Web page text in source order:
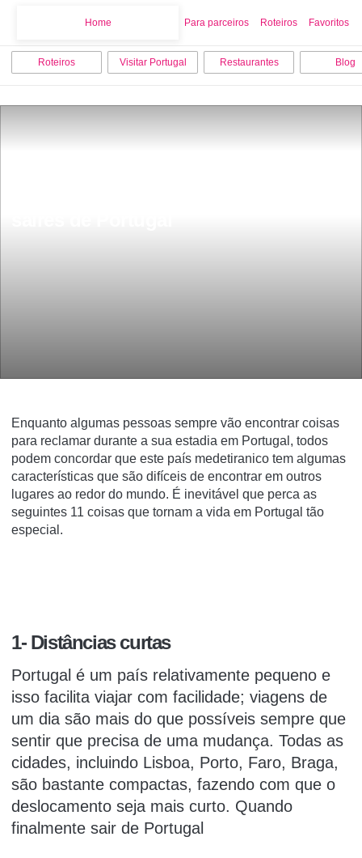
Home Para parceiros Roteiros Favoritos
Roteiros Visitar Portugal Restaurantes Blog
Enquanto algumas pessoas sempre vão encontrar coisas
para reclamar durante a sua estadia em Portugal, todos
podem concordar que este país medetiranico tem algumas
características que são difíceis de encontrar em outros
lugares ao redor do mundo. É inevitável que perca as
seguintes 11 coisas que tornam a vida em Portugal tão
especial.
1- Distâncias curtas
Portugal é um país relativamente pequeno e
isso facilita viajar com facilidade; viagens de
um dia são mais do que possíveis sempre que
sentir que precisa de uma mudança. Todas as
cidades, incluindo Lisboa, Porto, Faro, Braga,
são bastante compactas, fazendo com que o
deslocamento seja mais curto. Quando
finalmente sair de Portugal